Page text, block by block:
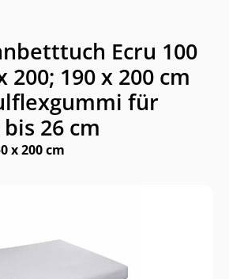
Ecru 100
200; 190 x 200 cm
für
26 cm
x 200 cm